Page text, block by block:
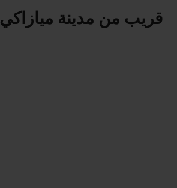
قريب من مدينة ميازاكي